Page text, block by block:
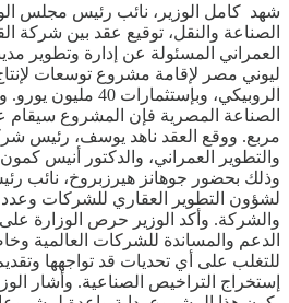
شهد كامل الوزير، نائب رئيس مجلس
الصناعة والنقل، توقيع عقد بين شركة
العمراني المسئولة عن إدارة وتطوير
ليوني مصر لإقامة مشروع توسعات لإنتاج
الروبيكي،
مربع. ووقع العقد ناهد يوسف، رئيس
والتطوير العمراني، والدكتور أنيس
وذلك بحضور جوهانز هيرزبروخ، نائب
لشؤون التطوير العقاري للشركات وعدد
والشركة. وأكد الوزير حرص الوزارة
الدعم والمساندة للشركات العالمية
للتغلب على أي تحديات قد تواجهها
إستخراج التراخيص الصناعية. وأشار